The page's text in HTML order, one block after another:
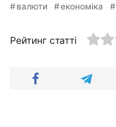
валюти економіка
Рейтинг статті